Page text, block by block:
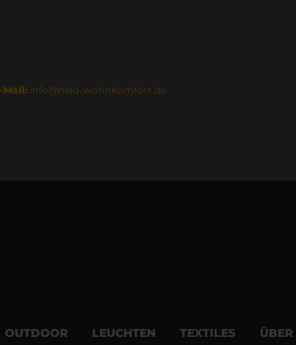
Mail:info@held-wohnkomfort.de
OUTDOOR LEUCHTEN TEXTILES
ÜBER